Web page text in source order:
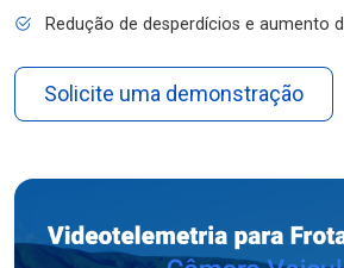
Redução de desperdícios e aumento
Solicite uma demonstração